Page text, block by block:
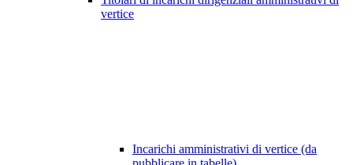
vertice
Incarichi amministrativi di vertice (da